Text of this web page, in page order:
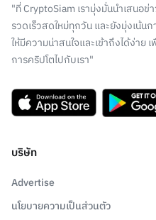
"ที่ CryptoSiam เรามุ่งมั่นนำเสนอข่
รวดเร็วสดใหม่ทุกวัน และยังมุ่งเน้น
ให้มีความน่าสนใจและเข้าถึงได้ง่าย
การคริปโตไปกับเรา"
บริษัท
Advertise
นโยบายความเป็นส่วนตัว